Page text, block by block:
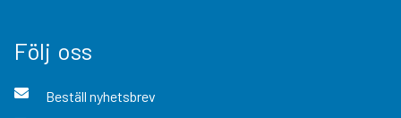
Följ oss
Beställ nyhetsbrev